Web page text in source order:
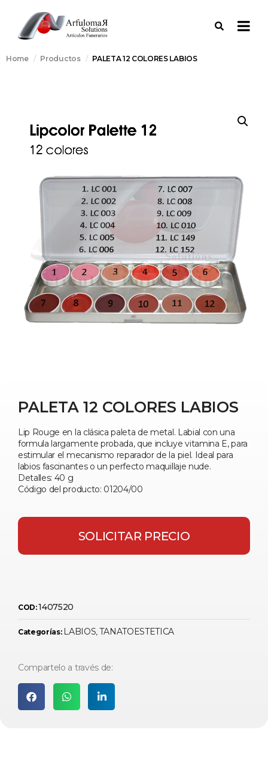
Home Productos PALETA 12 COLORES LABIOS
PALETA 12 COLORES LABIOS
Lip Rouge en la clásica paleta de metal. Labial con una
formula largamente probada, que incluye vitamina E, para
estimular el mecanismo reparador de la piel. Ideal para
labios fascinantes o un perfecto maquillaje nude.
Detalles: 40 g
Código del producto: 01204/00
SOLICITAR PRECIO
COD:1407520
Categorías: LABIOS, TANATOESTETICA
Compartelo a través de: